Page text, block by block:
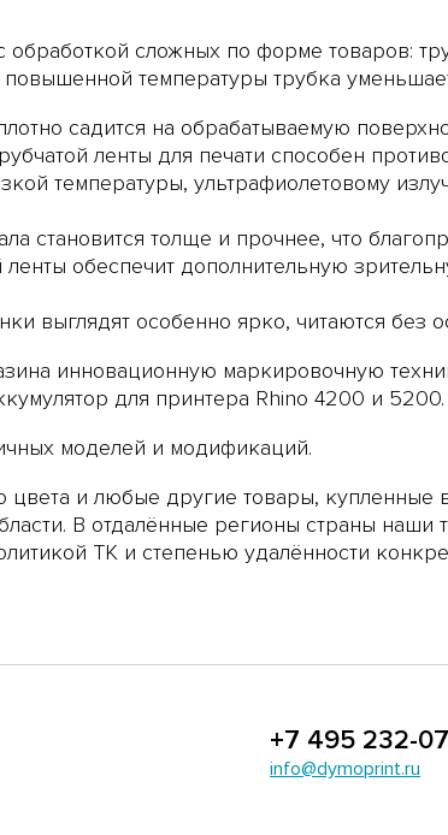
сложных по форме товаров:
температуры трубка
садится на обрабатываемую
ленты для печати способен
температуры, ультрафиолетовому
становится толще и прочнее, что
обеспечит дополнительную
выглядят особенно ярко, читаются без
инновационную маркировочную
для принтера Rhino 4200 и 5200.
моделей и модификаций.
цвета и любые другие товары,
В отдалённые регионы страны
ТК и степенью удалённости
+7 495 232-
info@dymoprint.ru